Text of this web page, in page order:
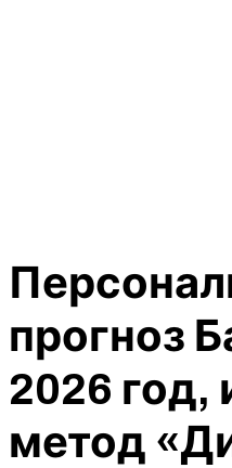
прогноз
2026 год,
метод